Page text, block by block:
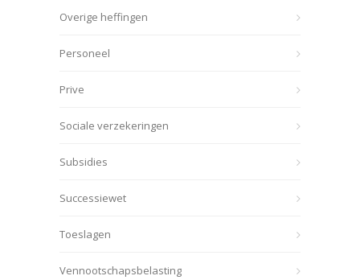
Overige heffingen
Personeel
Prive
Sociale verzekeringen
Subsidies
Successiewet
Toeslagen
Vennootschapsbelasting